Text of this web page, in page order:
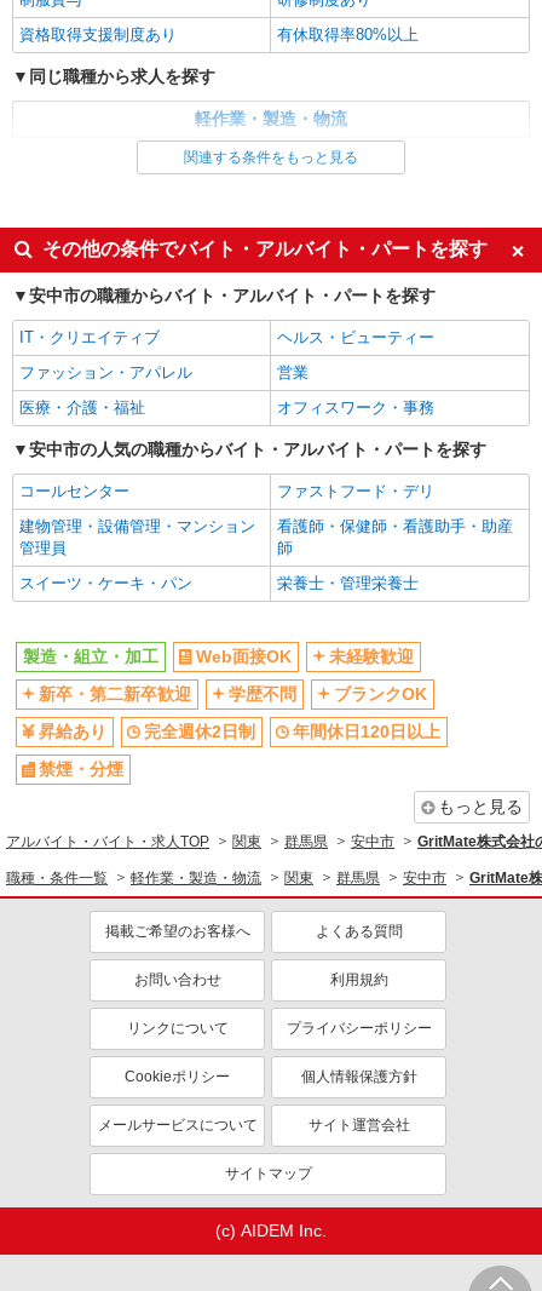
≪車通勤可≫
キープ
戦力エージェント株式会社
機械オペレーター
は時給1,625円 〈月収例〉 月21日稼働の場合 月収
232,700円 （日勤月10日、夜勤月21日勤務）
群馬県高崎市安中市原市
詳細を見る
派遣社員
パーソルテンプスタッフ株式会社 上信コーディネートセンター（高
崎）/26-0436809
［安定×長期♪］車通勤OK☆製造のオシゴト
時給1230円〜1538円（経験・能力による）
群馬県安中市／最寄駅：磯部（群馬県）駅
休憩室、ロッカーあり、食堂あり（食べるスペー
スだけ） ≪車通勤可≫
キープ 詳細を見る
株式会社テクノ・サービス/お仕事No/0913747
バリ取り作業
時給1350円 月収例：235、000円（月収例21日
実働残業代込）（残業・休日出勤手当て等が含ま
詳細を見る
派遣社員
株式会社テクノ・サービス/お仕事No/0914857
機械オペレーター
時給1150円 月収例：193、000円（月収例21日
実働）（残業・休日出勤手当て等が含まれていま
す） 交通費全額支給
群馬県安中市 ＊車・バイク通勤OK
詳細を見る
株式会社綜合キャリアオプション（1314VJ0805G16★36-S-T2）
製品の加工機オペレーター/日払いOK
群馬県安中市
資格取得支援制度あり
有休取得率80%以上
同じ職種から求人を探す
軽作業・製造・物流
未経験歓迎
車通勤OK
交通費支給
社会保険あり
社宅・寮あり
関連する条件をもっと見る
その他の条件でバイト・アルバイト・パートを探す
安中市の職種からバイト・アルバイト・パートを探す
IT・クリエイティブ
ヘルス・ビューティー
ファッション・アパレル
営業
医療・介護・福祉
オフィスワーク・事務
安中市の人気の職種からバイト・アルバイト・パートを探す
コールセンター
ファストフード・デリ
建物管理・設備管理・マンション
管理員
看護師・保健師・看護助手・助産
師
スイーツ・ケーキ・パン
栄養士・管理栄養士
製造・組立・加工 Web面接OK
未経験歓迎
新卒・第二新卒歓迎
学歴不問
ブランクOK
昇給あり
完全週休2日制
年間休日120日以上
禁煙・分煙
もっと見る
アルバイト・バイト・求人TOP 関東 群馬県 安中市 GritMate株式会社
職種・条件一覧 軽作業・製造・物流 関東 群馬県 安中市 GritMate
掲載ご希望のお客様へ よくある質問
お問い合わせ 利用規約
リンクについて プライバシーポリシー
Cookieポリシー 個人情報保護方針
メールサービスについて サイト運営会社
サイトマップ
(c) AIDEM Inc.